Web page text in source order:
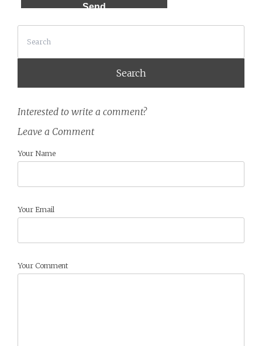
Interested to write a comment?
Leave a Comment
Your Name
Your Email
Your Comment